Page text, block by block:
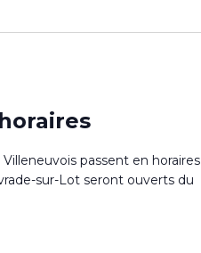
passent en horaires
sur-Lot seront ouverts du